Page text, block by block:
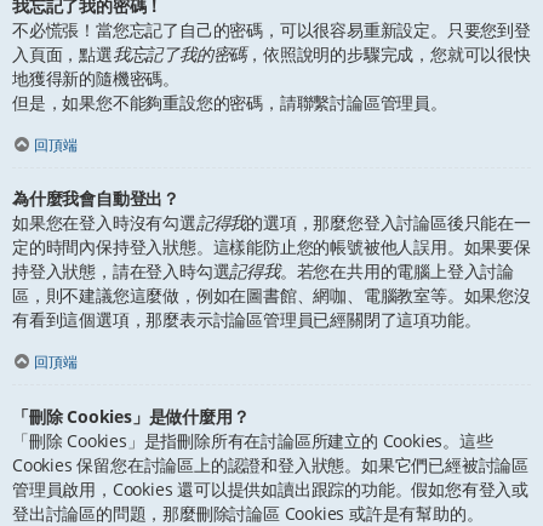
我忘記了我的密碼！
不必慌張！當您忘記了自己的密碼，可以很容易重新設定。只要您到登
入頁面，點選我忘記了我的密碼，依照說明的步驟完成，您就可以很快
地獲得新的隨機密碼。
但是，如果您不能夠重設您的密碼，請聯繫討論區管理員。
回頂端
為什麼我會自動登出？
如果您在登入時沒有勾選記得我的選項，那麼您登入討論區後只能在一
定的時間內保持登入狀態。這樣能防止您的帳號被他人誤用。如果要保
持登入狀態，請在登入時勾選記得我。若您在共用的電腦上登入討論
區，則不建議您這麼做，例如在圖書館、網咖、電腦教室等。如果您沒
有看到這個選項，那麼表示討論區管理員已經關閉了這項功能。
回頂端
「刪除 Cookies」是做什麼用？
「刪除 Cookies」是指刪除所有在討論區所建立的 Cookies。這些
Cookies 保留您在討論區上的認證和登入狀態。如果它們已經被討論區
管理員啟用，Cookies 還可以提供如讀出跟踪的功能。假如您有登入或
登出討論區的問題，那麼刪除討論區 Cookies 或許是有幫助的。